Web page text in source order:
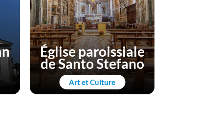
Art et Culture
Église paroissiale
de Santo Stefano